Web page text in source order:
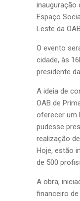
inauguração
Espaço
Leste da
O evento
cidade, às
presidente
A ideia de
OAB de
oferecer um
pudesse
realização
Hoje, estão
de 500
A obra,
financeiro